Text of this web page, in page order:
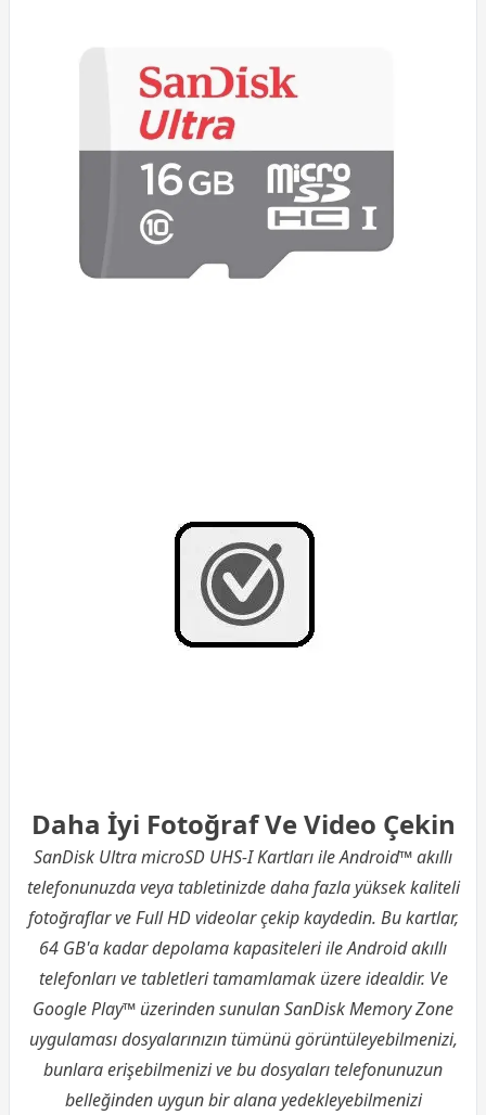
Daha İyi Fotoğraf Ve Video Çekin
SanDisk Ultra microSD UHS-I Kartları ile Android™ akıllı
telefonunuzda veya tabletinizde daha fazla yüksek kaliteli
fotoğraflar ve Full HD videolar çekip kaydedin. Bu kartlar,
64 GB'a kadar depolama kapasiteleri ile Android akıllı
telefonları ve tabletleri tamamlamak üzere idealdir. Ve
Google Play™ üzerinden sunulan SanDisk Memory Zone
uygulaması dosyalarınızın tümünü görüntüleyebilmenizi,
bunlara erişebilmenizi ve bu dosyaları telefonunuzun
belleğinden uygun bir alana yedekleyebilmenizi